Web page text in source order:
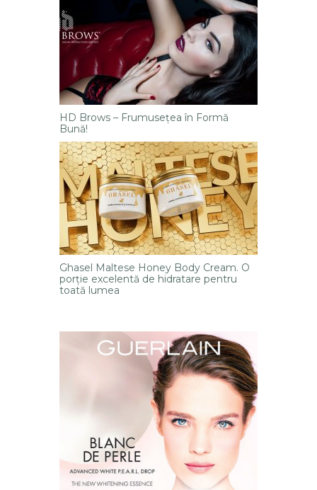
HD Brows – Frumusețea în Formă
Bună!
Ghasel Maltese Honey Body Cream. O
porție excelentă de hidratare pentru
toată lumea